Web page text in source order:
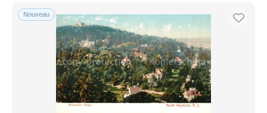
Monde entier
Appliquer
Nouveau